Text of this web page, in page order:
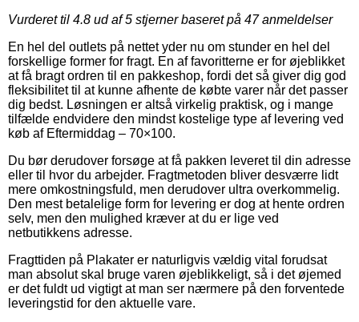
Vurderet til 4.8 ud af 5 stjerner baseret på 47anmeldelser
En hel del outlets på nettet yder nu om stunder en hel del
forskellige former for fragt. En af favoritterne er for øjeblikket
at få bragt ordren til en pakkeshop, fordi det så giver dig god
fleksibilitet til at kunne afhente de købte varer når det passer
dig bedst. Løsningen er altså virkelig praktisk, og i mange
tilfælde endvidere den mindst kostelige type af levering ved
køb af Eftermiddag – 70×100.
Du bør derudover forsøge at få pakken leveret til din adresse
eller til hvor du arbejder. Fragtmetoden bliver desværre lidt
mere omkostningsfuld, men derudover ultra overkommelig.
Den mest betalelige form for levering er dog at hente ordren
selv, men den mulighed kræver at du er lige ved
netbutikkens adresse.
Fragttiden på Plakater er naturligvis vældig vital forudsat
man absolut skal bruge varen øjeblikkeligt, så i det øjemed
er det fuldt ud vigtigt at man ser nærmere på den forventede
leveringstid for den aktuelle vare.